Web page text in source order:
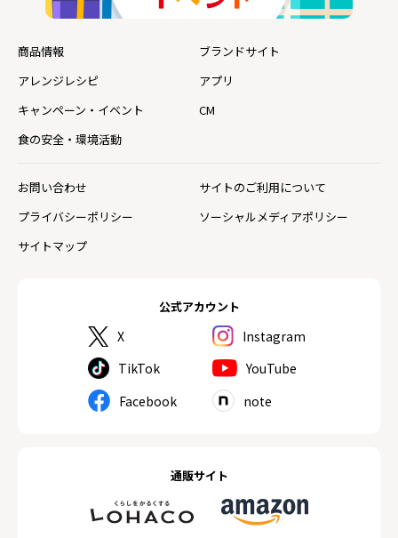
公式アカウント
X
Instagram
TikTok
YouTube
Facebook
note
通販サイト
商品情報
ブランドサイト
アレンジレシピ
アプリ
キャンペーン・イベント
CM
食の安全・環境活動
お問い合わせ
サイトのご利用について
プライバシーポリシー
ソーシャルメディアポリシー
サイトマップ